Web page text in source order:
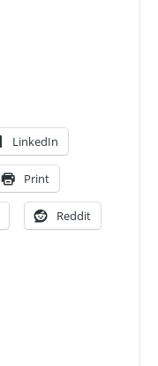
LinkedIn
Print
Reddit